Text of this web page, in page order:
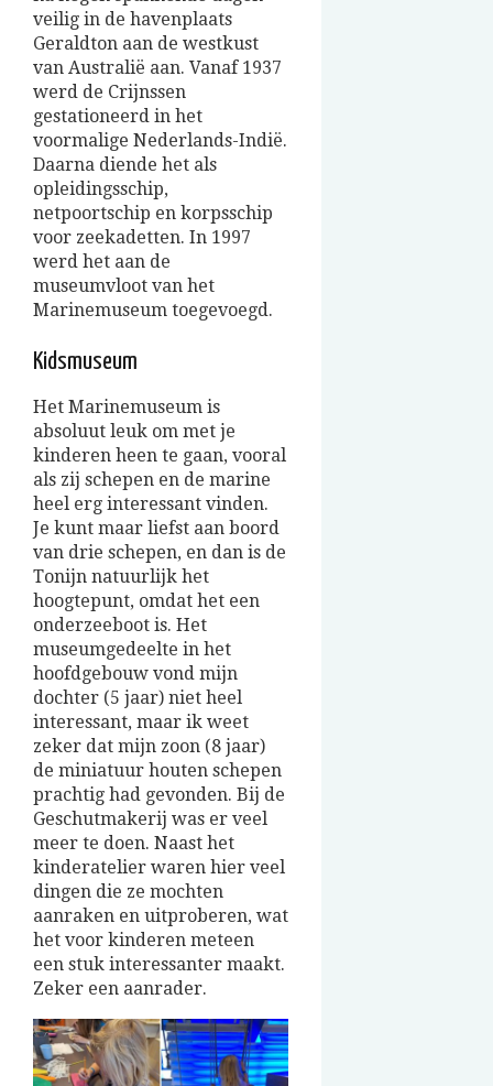
veilig in de havenplaats
Geraldton aan de westkust
van Australië aan. Vanaf 1937
werd de Crijnssen
gestationeerd in het
voormalige Nederlands-Indië.
Daarna diende het als
opleidingsschip,
netpoortschip en korpsschip
voor zeekadetten. In 1997
werd het aan de
museumvloot van het
Marinemuseum toegevoegd.
Kidsmuseum
Het Marinemuseum is
absoluut leuk om met je
kinderen heen te gaan, vooral
als zij schepen en de marine
heel erg interessant vinden.
Je kunt maar liefst aan boord
van drie schepen, en dan is de
Tonijn natuurlijk het
hoogtepunt, omdat het een
onderzeeboot is. Het
museumgedeelte in het
hoofdgebouw vond mijn
dochter (5 jaar) niet heel
interessant, maar ik weet
zeker dat mijn zoon (8 jaar)
de miniatuur houten schepen
prachtig had gevonden. Bij de
Geschutmakerij was er veel
meer te doen. Naast het
kinderatelier waren hier veel
dingen die ze mochten
aanraken en uitproberen, wat
het voor kinderen meteen
een stuk interessanter maakt.
Zeker een aanrader.